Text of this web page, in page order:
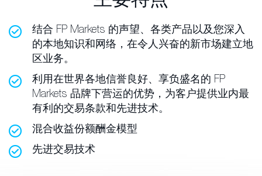
结合 FP Markets 的声望、各类产品以及您深入
的本地知识和网络，在令人兴奋的新市场建立地
区业务。
利用在世界各地信誉良好、享负盛名的 FP
Markets 品牌下营运的优势，为客户提供业内最
有利的交易条款和先进技术。
混合收益份额酬金模型
先进交易技术